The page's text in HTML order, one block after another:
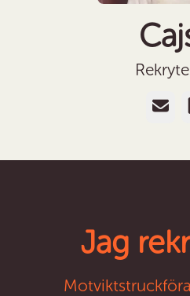
E-post
Jag